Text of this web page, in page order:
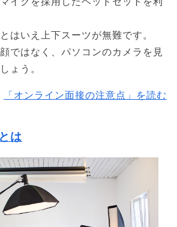
はいえ上下スーツが無難です。
ではなく、パソコンのカメラを見
ょう。
「オンライン面接の注意点」を読む
は